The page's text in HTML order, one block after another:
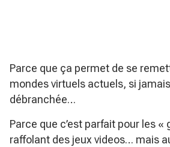
Parce que ça permet de se
mondes virtuels actuels, si
débranchée…
Parce que c’est parfait pour les «
raffolant des jeux videos… mais